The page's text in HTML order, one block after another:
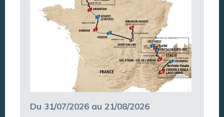
Du 31/07/2026 au 21/08/2026